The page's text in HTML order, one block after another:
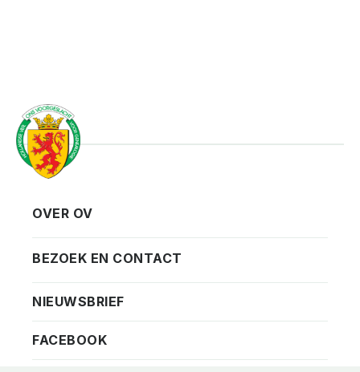
Vereniging
Privacy
Contact
Bezoekadres
OVER OV
BEZOEK EN CONTACT
NIEUWSBRIEF
FACEBOOK